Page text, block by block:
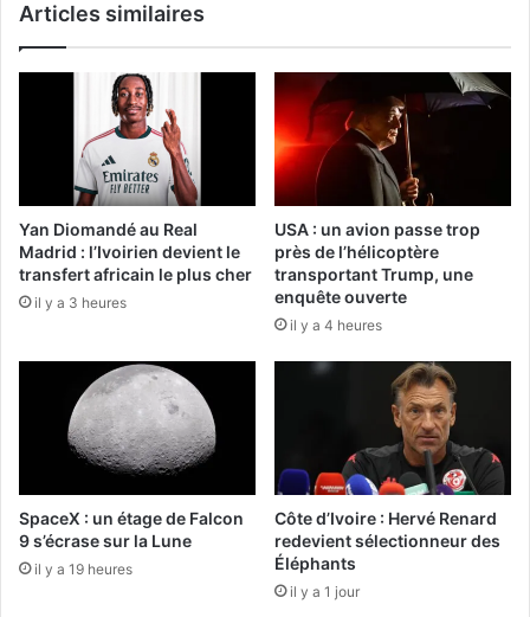
Articles similaires
Yan Diomandé au Real
Madrid : l’Ivoirien devient le
transfert africain le plus cher
il y a 3 heures
USA : un avion passe trop
près de l’hélicoptère
transportant Trump, une
enquête ouverte
il y a 4 heures
SpaceX : un étage de Falcon
9 s’écrase sur la Lune
il y a 19 heures
Côte d’Ivoire : Hervé Renard
redevient sélectionneur des
Éléphants
il y a 1 jour